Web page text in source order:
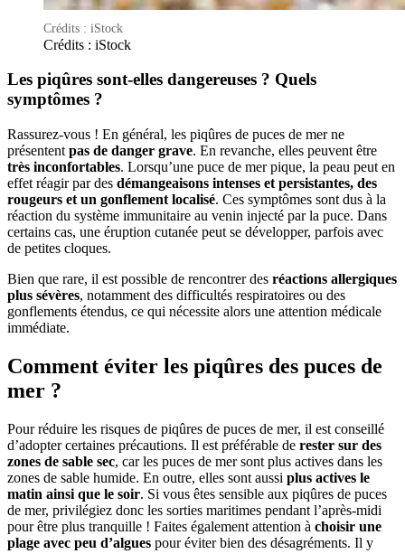
Crédits : iStock
Crédits : iStock
Les piqûres sont-elles dangereuses ? Quels
symptômes ?
Rassurez-vous ! En général, les piqûres de puces de mer ne
présentent pas de danger grave. En revanche, elles peuvent être
très inconfortables. Lorsqu’une puce de mer pique, la peau peut en
effet réagir par des démangeaisons intenses et persistantes, des
rougeurs et un gonflement localisé. Ces symptômes sont dus à la
réaction du système immunitaire au venin injecté par la puce. Dans
certains cas, une éruption cutanée peut se développer, parfois avec
de petites cloques.
Bien que rare, il est possible de rencontrer des réactions allergiques
plus sévères, notamment des difficultés respiratoires ou des
gonflements étendus, ce qui nécessite alors une attention médicale
immédiate.
Comment éviter les piqûres des puces de
mer ?
Pour réduire les risques de piqûres de puces de mer, il est conseillé
d’adopter certaines précautions. Il est préférable de rester sur des
zones de sable sec, car les puces de mer sont plus actives dans les
zones de sable humide. En outre, elles sont aussi plus actives le
matin ainsi que le soir. Si vous êtes sensible aux piqûres de puces
de mer, privilégiez donc les sorties maritimes pendant l’après-midi
pour être plus tranquille ! Faites également attention à choisir une
plage avec peu d’algues pour éviter bien des désagréments. Il y